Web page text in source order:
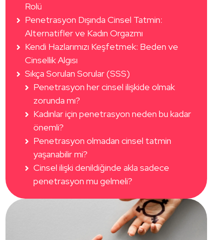
Rolü
Penetrasyon Dışında Cinsel Tatmin:
Alternatifler ve Kadın Orgazmı
Kendi Hazlarımızı Keşfetmek: Beden ve
Cinsellik Algısı
Sıkça Sorulan Sorular (SSS)
Penetrasyon her cinsel ilişkide olmak
zorunda mı?
Kadınlar için penetrasyon neden bu kadar
önemli?
Penetrasyon olmadan cinsel tatmin
yaşanabilir mi?
Cinsel ilişki denildiğinde akla sadece
penetrasyon mu gelmeli?